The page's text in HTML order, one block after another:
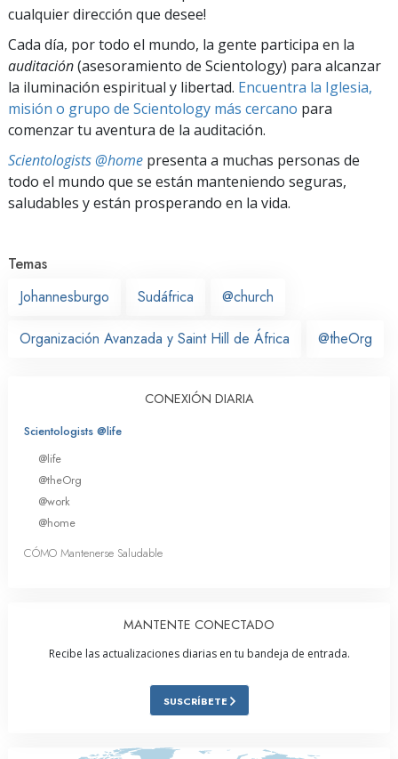
cualquier dirección que desee!
Cada día, por todo el mundo, la gente participa en la
auditación(asesoramiento de Scientology) para alcanzar
la iluminación espiritual y libertad. Encuentra la Iglesia,
misión o grupo de Scientology más cercano para
comenzar tu aventura de la auditación.
Scientologists @home presenta a muchas personas de
todo el mundo que se están manteniendo seguras,
saludables y están prosperando en la vida.
Temas
Johannesburgo
Sudáfrica @church
Organización Avanzada y Saint Hill de África @theOrg
CONEXIÓN DIARIA
Scientologists @life
@life
@theOrg
@work
@home
CÓMO Mantenerse Saludable
MANTENTE CONECTADO
Recibe las actualizaciones diarias en tu bandeja de entrada.
SUSCRÍBETE